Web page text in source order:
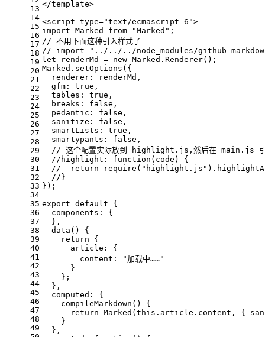
13
14
15
16
17
18
19
20
21
22
23
24
25
26
27
28
29
30
31
32
33
34
35
36
37
38
39
40
41
42
43
44
45
46
47
48
49
</template>
<script type="text/ecmascript-6">
import Marked from "Marked";
// 不用下面这种引入样式了
// import "../../../node_modules/github-
let renderMd = new Marked.Renderer();
Marked.setOptions({
  renderer: renderMd,
  gfm: true,
  tables: true,
  breaks: false,
  pedantic: false,
  sanitize: false,
  smartLists: true,
  smartypants: false,
// 这个配置实际放到 highlight.js,然后在 main.js
  //highlight: function(code) {
//  return
  //}
});
export default {
  components: {
  },
  data() {
    return {
      article: {
        content: "加载中……"
      }
    };
  },
  computed: {
    compileMarkdown() {
return Marked(this.article.content, {
    }
  },